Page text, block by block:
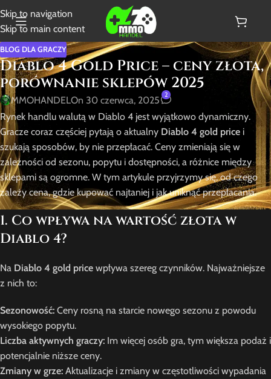
Skip to navigation
Skip to main content
BLOG DLA GRACZY
Diablo 4 Gold Price – ceny złota,
porównanie sklepów 2025
MMOHANDELOn 30 czerwca, 2025 2
Rynek handlu walutą w Diablo 4 jest wyjątkowo dynamiczny.
Gracze coraz częściej pytają o aktualny Diablo 4 gold price i
szukają sposobów, by nie przepłacać. Ceny zmieniają się w
zależności od sezonu, popytu i dostępności, a różnice między
sklepami są ogromne. W tym artykule przyjrzymy się, od czego
zależy cena, gdzie kupować najtaniej i jak uniknąć przepłacania.
1. Co wpływa na wartość złota w
Diablo 4?
Na Diablo 4 gold price wpływa szereg czynników. Najważniejsze
z nich to:
Sezonowość: Ceny rosną na starcie nowego sezonu z powodu
wysokiego popytu.
Liczba aktywnych graczy: Im więcej osób gra, tym większa podaż i
potencjalnie niższe ceny.
Zmiany w grze: Aktualizacje i zmiany w częstotliwości wypadania